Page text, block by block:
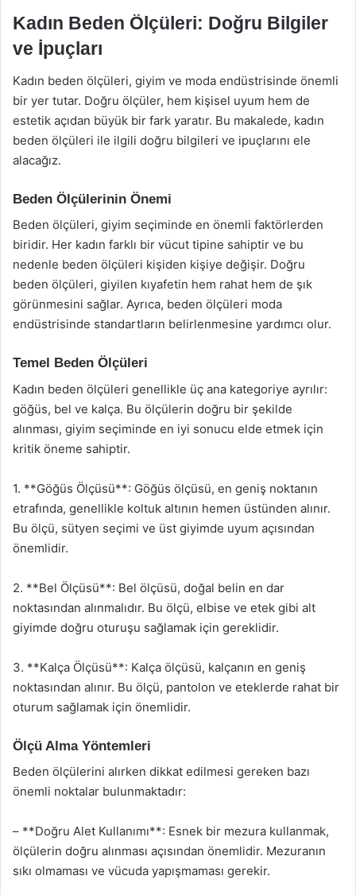
Kadın Beden Ölçüleri: Doğru Bilgiler
ve İpuçları
Kadın beden ölçüleri, giyim ve moda endüstrisinde önemli
bir yer tutar. Doğru ölçüler, hem kişisel uyum hem de
estetik açıdan büyük bir fark yaratır. Bu makalede, kadın
beden ölçüleri ile ilgili doğru bilgileri ve ipuçlarını ele
alacağız.
Beden Ölçülerinin Önemi
Beden ölçüleri, giyim seçiminde en önemli faktörlerden
biridir. Her kadın farklı bir vücut tipine sahiptir ve bu
nedenle beden ölçüleri kişiden kişiye değişir. Doğru
beden ölçüleri, giyilen kıyafetin hem rahat hem de şık
görünmesini sağlar. Ayrıca, beden ölçüleri moda
endüstrisinde standartların belirlenmesine yardımcı olur.
Temel Beden Ölçüleri
Kadın beden ölçüleri genellikle üç ana kategoriye ayrılır:
göğüs, bel ve kalça. Bu ölçülerin doğru bir şekilde
alınması, giyim seçiminde en iyi sonucu elde etmek için
kritik öneme sahiptir.
1. **Göğüs Ölçüsü**: Göğüs ölçüsü, en geniş noktanın
etrafında, genellikle koltuk altının hemen üstünden alınır.
Bu ölçü, sütyen seçimi ve üst giyimde uyum açısından
önemlidir.
2. **Bel Ölçüsü**: Bel ölçüsü, doğal belin en dar
noktasından alınmalıdır. Bu ölçü, elbise ve etek gibi alt
giyimde doğru oturuşu sağlamak için gereklidir.
3. **Kalça Ölçüsü**: Kalça ölçüsü, kalçanın en geniş
noktasından alınır. Bu ölçü, pantolon ve eteklerde rahat bir
oturum sağlamak için önemlidir.
Ölçü Alma Yöntemleri
Beden ölçülerini alırken dikkat edilmesi gereken bazı
önemli noktalar bulunmaktadır:
– **Doğru Alet Kullanımı**: Esnek bir mezura kullanmak,
ölçülerin doğru alınması açısından önemlidir. Mezuranın
sıkı olmaması ve vücuda yapışmaması gerekir.